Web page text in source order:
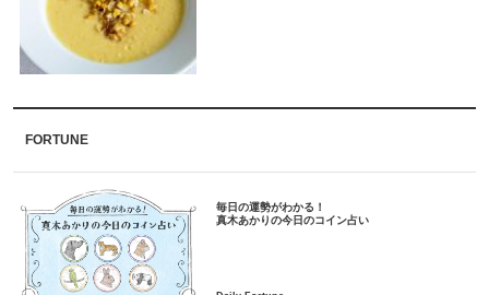
FORTUNE
毎日の運勢がわかる！